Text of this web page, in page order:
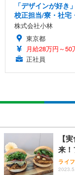
「デザインが好き
校正担当/寮・社宅
株式会社小林
東京都
月給28万円～50
正社員
【
来
ライフ